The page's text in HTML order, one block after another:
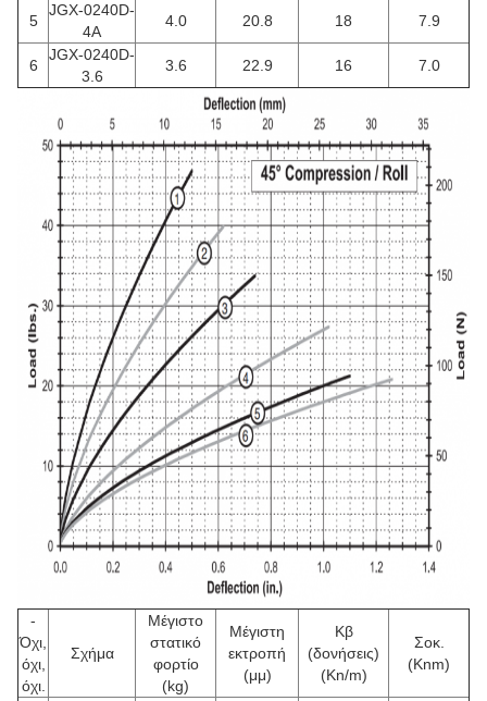
5
JGX-0240D-
4A
4.0 20.8 18 7.9
6
JGX-0240D-
3.6
3.6 22.9 16 7.0
-
Όχι,
όχι,
όχι.
Σχήμα
Μέγιστο
στατικό
φορτίο
(kg)
Μέγιστη
εκτροπή
(μμ)
Κβ
(δονήσεις)
(Kn/m)
Σοκ.
(Knm)